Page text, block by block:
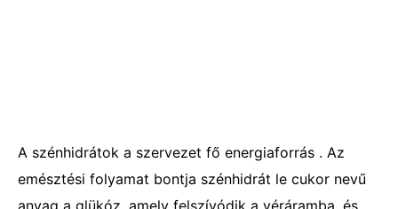
A szénhidrátok a szervezet fő energiaforrás . Az
emésztési folyamat bontja szénhidrát le cukor nevű
anyag a glükóz, amely felszívódik a véráramba, és